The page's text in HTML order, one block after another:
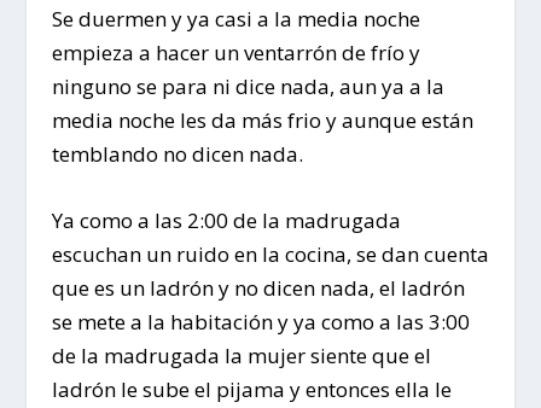
Se duermen y ya casi a la media noche
empieza a hacer un ventarrón de frío y
ninguno se para ni dice nada, aun ya a la
media noche les da más frio y aunque están
temblando no dicen nada.
Ya como a las 2:00 de la madrugada
escuchan un ruido en la cocina, se dan cuenta
que es un ladrón y no dicen nada, el ladrón
se mete a la habitación y ya como a las 3:00
de la madrugada la mujer siente que el
ladrón le sube el pijama y entonces ella le